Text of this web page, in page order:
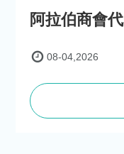
08-04,2026